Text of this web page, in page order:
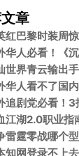
章
知网登录不上